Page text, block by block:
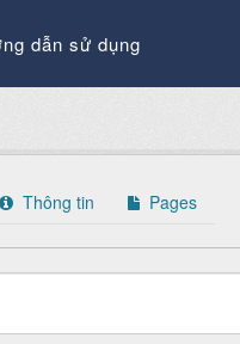
dẫn sử dụng
Thông tin Pages